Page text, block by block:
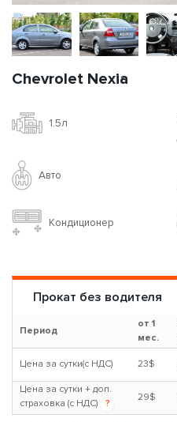
Chevrolet Nexia
1.5л
Авто
Кондиционер
Прокат без водителя
Период
от 1
мес.
Цена за сутки(с НДС) 23$
Цена за сутки + доп.
страховка (с НДС)
?
29$